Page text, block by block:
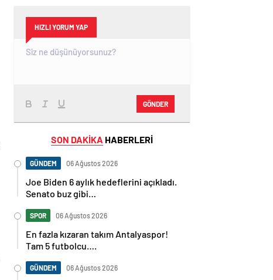
HIZLI YORUM YAP
GÖNDER
SON DAKİKA HABERLERİ
GÜNDEM 06 Ağustos 2026
Joe Biden 6 aylık hedeflerini açıkladı.
Senato buz gibi…
SPOR 06 Ağustos 2026
En fazla kızaran takım Antalyaspor!
Tam 5 futbolcu….
GÜNDEM 06 Ağustos 2026